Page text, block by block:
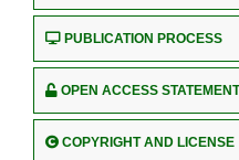
PUBLICATION PROCESS
OPEN ACCESS STATEMENT
COPYRIGHT AND LICENSE